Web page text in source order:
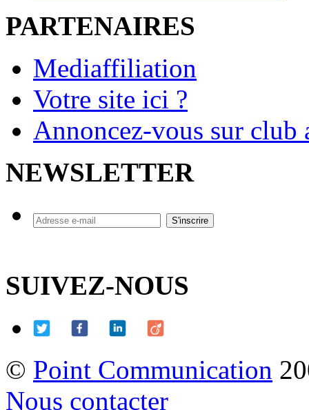
PARTENAIRES
Mediaffiliation
Votre site ici ?
Annoncez-vous sur
NEWSLETTER
SUIVEZ-NOUS
© Point Communication
Nous contacter